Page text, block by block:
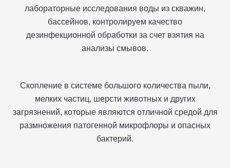
лабораторные исследования воды из скважин,
бассейнов, контролируем качество
дезинфекционной обработки за счет взятия на
анализы смывов.
Скопление в системе большого количества пыли,
мелких частиц, шерсти животных и других
загрязнений, которые являются отличной средой для
размножения патогенной микрофлоры и опасных
бактерий.